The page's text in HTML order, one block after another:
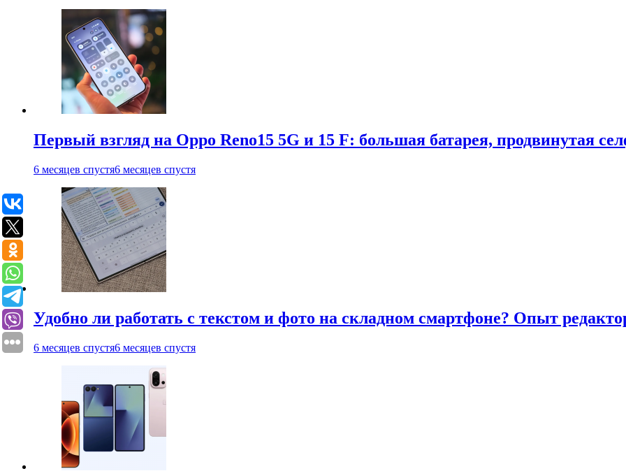
Первый взгляд на Oppo Reno15 5G и 15 F: большая батарея, продвинутая
6 месяцев спустя6 месяцев спустя
Удобно ли работать с текстом и фото на складном смартфоне? Опыт
6 месяцев спустя6 месяцев спустя